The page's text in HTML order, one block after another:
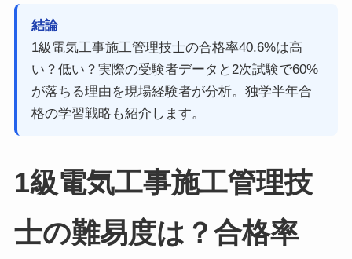
結論
1級電気工事施工管理技士の合格率40.6%は高
い？低い？実際の受験者データと2次試験で60%
が落ちる理由を現場経験者が分析。独学半年合
格の学習戦略も紹介します。
1級電気工事施工管理技
士の難易度は？合格率